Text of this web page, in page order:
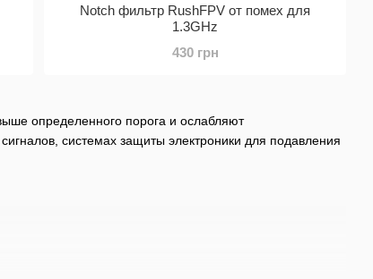
определенного порога и ослабляют
системах защиты электроники для подавления
Notch фильтр RushFPV от помех для
1.3GHz
430 грн